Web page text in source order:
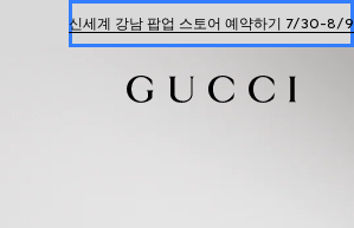
신세계 강남 팝업 스토어 예약하기 7/30-8/9